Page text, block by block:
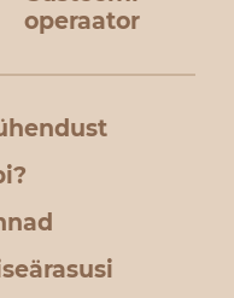
operaator